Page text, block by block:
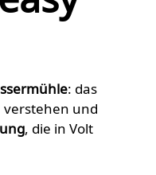
: das
und
, die in Volt